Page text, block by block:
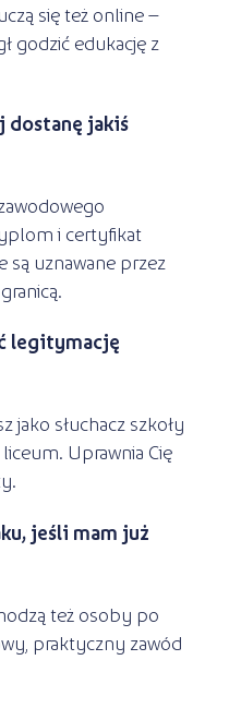
się też online –
godzić edukację z
dostanę jakiś
i certyfikat
są uznawane przez
legitymację
jako słuchacz szkoły
Uprawnia Cię
jeśli mam już
też osoby po
praktyczny zawód